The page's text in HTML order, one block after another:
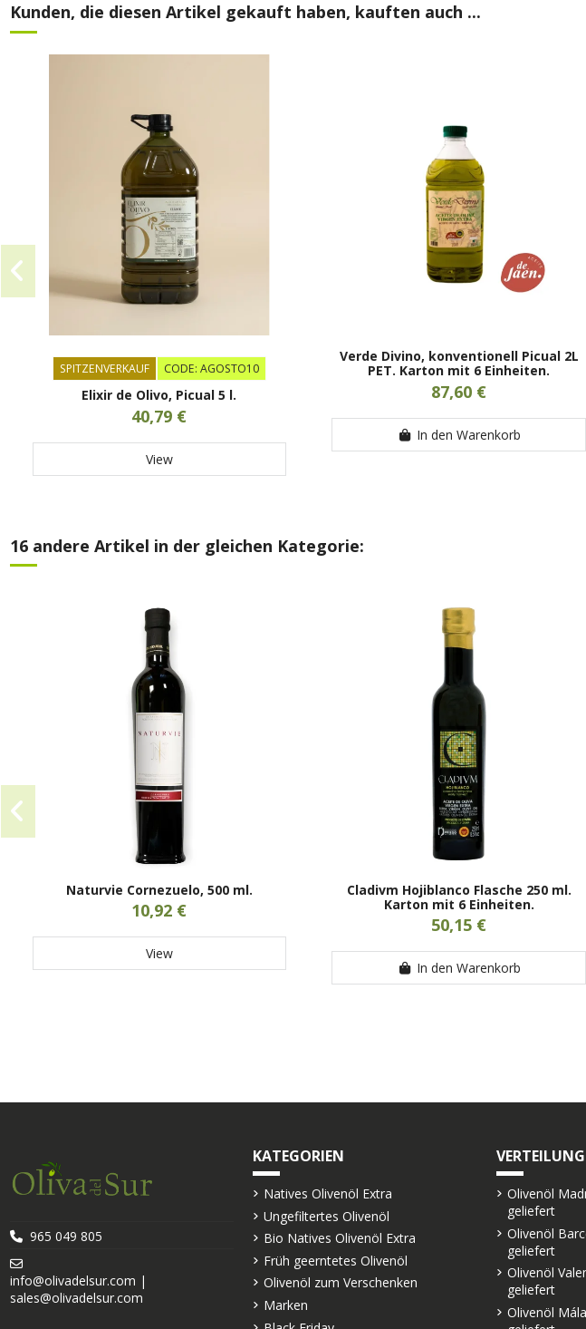
Kunden, die diesen Artikel gekauft haben, kauften auch ...
SPITZENVERKAUF CODE: AGOSTO10
Elixir de Olivo, Picual 5 l.
40,79 €
View
Verde Divino, konventionell Picual 2L
PET. Karton mit 6 Einheiten.
87,60 €
In den Warenkorb
16 andere Artikel in der gleichen Kategorie:
Naturvie Cornezuelo, 500 ml.
10,92 €
View
Cladivm Hojiblanco Flasche 250 ml.
Karton mit 6 Einheiten.
50,15 €
In den Warenkorb
965 049 805
info@olivadelsur.com |
sales@olivadelsur.com
KATEGORIEN
Natives Olivenöl Extra
Ungefiltertes Olivenöl
Bio Natives Olivenöl Extra
Früh geerntetes Olivenöl
Olivenöl zum Verschenken
Marken
VERTEILUNG
Olivenöl
geliefert
Olivenöl
geliefert
Olivenöl
geliefert
Olivenöl